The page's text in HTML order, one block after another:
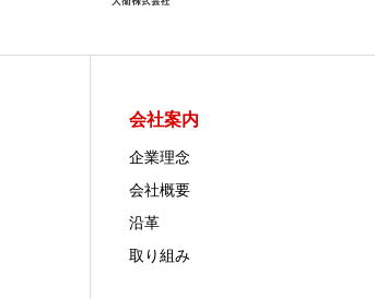
会社案内
企業理念
会社概要
沿革
取り組み